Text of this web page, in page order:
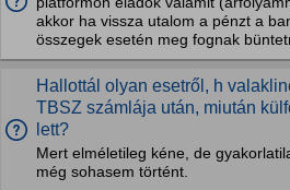
akkor ha vissza utalom a pénzt a
összegek esetén meg fognak
Hallottál olyan esetről, h
TBSZ számlája után, miután
lett?
Mert elméletileg kéne, de
még sohasem történt.